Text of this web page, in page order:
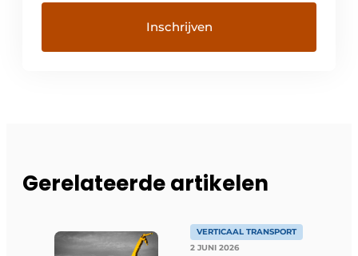
Gerelateerde artikelen
VERTICAAL TRANSPORT
2 JUNI 2026